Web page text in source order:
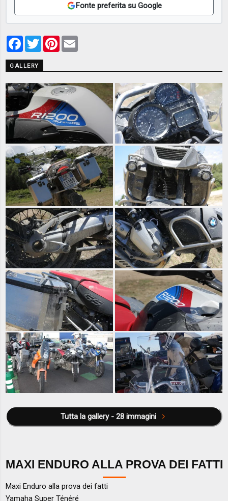
Fonte preferita su Google
Facebook
TwitterPinterest
GALLERY
Tutta la gallery - 28 immagini
MAXI ENDURO ALLA PROVA DEI FATTI
Maxi Enduro alla prova dei fatti
Yamaha Super Ténéré